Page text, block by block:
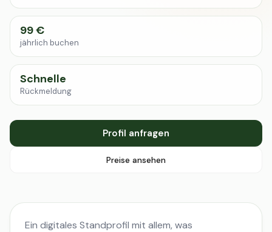
99 €
jährlich buchen
Schnelle
Rückmeldung
Profil anfragen
Preise ansehen
Ein digitales Standprofil mit allem, was